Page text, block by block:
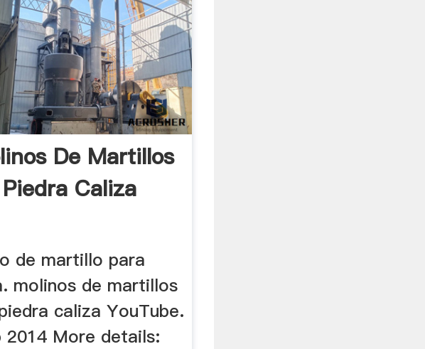
De Martillos
Caliza
de martillo para
molinos de martillos
caliza YouTube.
2014 More details: